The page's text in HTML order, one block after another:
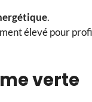
.
élevé pour
verte